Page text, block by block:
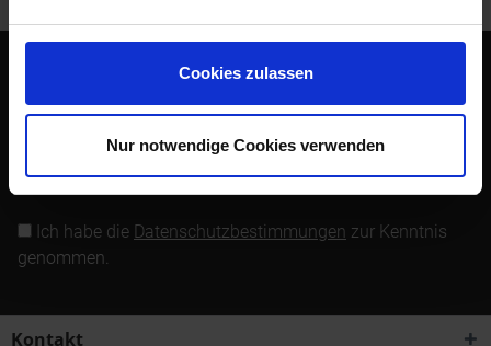
Cookies zulassen
Nur notwendige Cookies verwenden
Sie keine Neuigkeit oder Aktion mehr von Siebenrock.
Ich habe die Datenschutzbestimmungen zur Kenntnis
genommen.
Kontakt